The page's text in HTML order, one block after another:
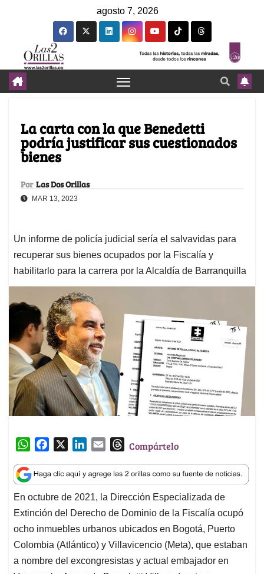
agosto 7, 2026
La carta con la que Benedetti
podría justificar sus cuestionados
bienes
Por Las Dos Orillas
MAR 13, 2023
Un informe de policía judicial sería el salvavidas para
recuperar sus bienes ocupados por la Fiscalía y
habilitarlo para la carrera por la Alcaldía de Barranquilla
W
a
t
s
A
p
p
c
e
b
o
o
k
n
k
e
d
I
n
a
i
l
T
r
e
a
d
s
Compártelo
En octubre de 2021, la Dirección Especializada de
Extinción del Derecho de Dominio de la Fiscalía ocupó
ocho inmuebles urbanos ubicados en Bogotá, Puerto
Colombia (Atlántico) y Villavicencio (Meta), que estaban
a nombre del excongresistas y actual embajador en